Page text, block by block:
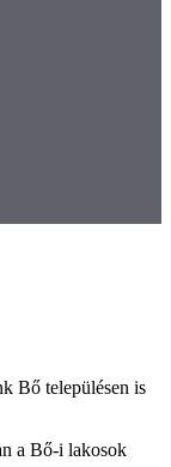
Bő településen is
a Bő-i lakosok